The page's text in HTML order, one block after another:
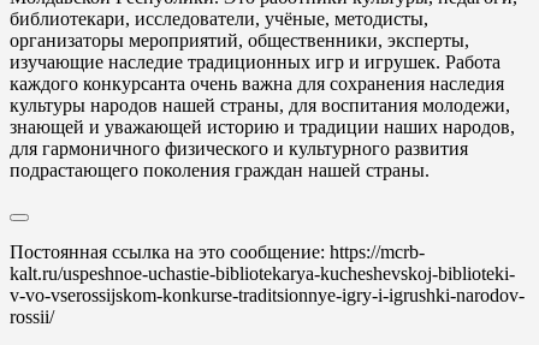
библиотекари, исследователи, учёные, методисты,
организаторы мероприятий, общественники, эксперты,
изучающие наследие традиционных игр и игрушек. Работа
каждого конкурсанта очень важна для сохранения наследия
культуры народов нашей страны, для воспитания молодежи,
знающей и уважающей историю и традиции наших народов,
для гармоничного физического и культурного развития
подрастающего поколения граждан нашей страны.
Постоянная ссылка на это сообщение: https://mcrb-
kalt.ru/uspeshnoe-uchastie-bibliotekarya-kucheshevskoj-biblioteki-
v-vo-vserossijskom-konkurse-traditsionnye-igry-i-igrushki-narodov-
rossii/